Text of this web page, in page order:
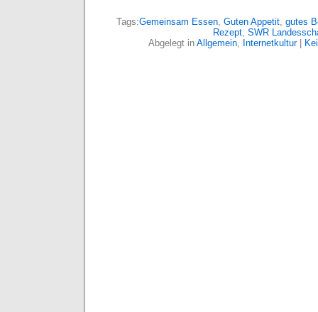
Tags:Gemeinsam Essen, Guten Appetit, gutes
Rezept, SWR
Abgelegt in Allgemein, Internetkultur|